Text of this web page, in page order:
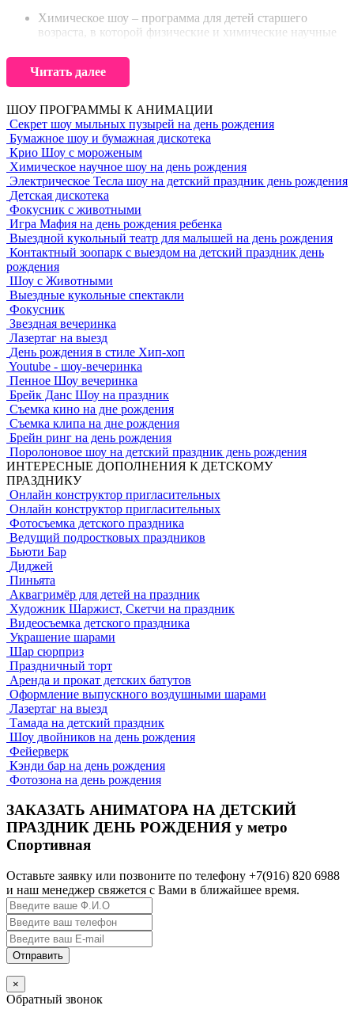
Химическое шоу – программа для детей старшего
возраста, в которой физические и химические научные
по интересам именинника. По ходу шоу ведущих
поясняет любопытные факты и причины возникновения
эффектов, порой, так сильно будоражащих детское
воображение
В отличие от химического научного шоу, есть вариант
криогенного шоу. Оно не сильно отличается по
визуальным эффектам, и основано на взаимодействии
веществ при передаче низких температур. В качестве
основ0ного охлаждающего агента используется жидкий
азот, находящийся в жидком агрегатном состоянии,
благодаря низкой температуре, при которой его довозят
до места проведения шоу в сосуде Дюара или просто в
термосе.
Крио взаимодействие с органическими и
неорганическими веществами приводит к интересным
явлениям, причины которых ведущий обязательно
пояснит детям.
Шоу мыльных пузырей как самое знакомое и доступное
– хорошо проходит для детей любого возраста, в
особенности от 2 до 8 лет. По-настоящему огромные, не
лопающиеся пузыри, медленно пролетающие мимо
ребенка, вызывают неизменное восхищение и желание
его лопнуть. Пенные трубки позволяют делать плотные
пенные объемные фигуры, чем и пользуются
аниматоры, наращивая детям уши, делая шапки и
бороды с бакенбардами. Здесь важно успеть сделать
необычные и смешные фотографии детей в столь
необычных образах.
Тесла шоу – искусство повелителей молний впечатлит
ребенка, в особенности, если он лично принимает
участие в этом смелом эксперименте. Для подготовки
рабочего места аниматору важно предоставить
устойчивый стол, на который ставится довольно
тяжелая катушка Тесла, розетка в непосредственной
близости от него, и создать затемнения для
максимального визуального контроля за мгновенными
вспышками – пробоями воздуха между проводниками с
током высокого напряжения. Детям раздают
необходимые устройства, с помощью которых опыты с
электричеством становятся совершенно безопасными.
Спортивные мероприятия с
аниматорами в стиле Хоккей или
Футбол
Для детей - юных спортсменов у нас есть отличные
программы в стилистике спорта. Поклонникам Хоккея или
Футбола, которые, порой, приглашают на свой день рождения
друзей из спортивных секций, мы приготовили
замечательный сюрприз: аниматоры в ростовых костюмах из
футбольного клуба. Если есть возможность провести
праздник на улице - будет здорово! После веселой разминки
все дети выбегают на поле, и, вместо надоевшей за годы
тренировок беготни - начинается праздник с играми,
конкурсами, смешными импровизациями и небольшими
викторинами. Но всегда праздник остается праздником, и
дети будут рады провести этот деть на шуточной тренировке.
Отчет одного из спортивных праздников с 2 аниматорами в
стилеХоккей можно посмотреть по этой ссылке
География работы у метро Спортивная
Мы обслуживаем не только территорию непосредственно у
станции метро Спортивная, но и прилегающие районы в
Читать далее
ШОУ ПРОГРАММЫ К АНИМАЦИИ
Секрет шоу мыльных пузырей на день рождения
Бумажное шоу и бумажная дискотека
Крио Шоу с мороженым
Химическое научное шоу на день рождения
Электрическое Тесла шоу на детский праздник день рождения
Детская дискотека
Фокусник с животными
Игра Мафия на день рождения ребенка
Выездной кукольный театр для малышей на день рождения
Контактный зоопарк с выездом на детский праздник день
рождения
Шоу с Животными
Выездные кукольные спектакли
Фокусник
Звездная вечеринка
Лазертаг на выезд
День рождения в стиле Хип-хоп
Youtube - шоу-вечеринка
Пенное Шоу вечеринка
Брейк Данс Шоу на праздник
Съемка кино на дне рождения
Съемка клипа на дне рождения
Брейн ринг на день рождения
Поролоновое шоу на детский праздник день рождения
ИНТЕРЕСНЫЕ ДОПОЛНЕНИЯ К ДЕТСКОМУ
ПРАЗДНИКУ
Онлайн конструктор пригласительных
Онлайн конструктор пригласительных
Фотосъемка детского праздника
Ведущий подростковых праздников
Бьюти Бар
Диджей
Пиньята
Аквагримёр для детей на праздник
Художник Шаржист, Скетчи на праздник
Видеосъемка детского праздника
Украшение шарами
Шар сюрприз
Праздничный торт
Аренда и прокат детских батутов
Оформление выпускного воздушными шарами
Лазертаг на выезд
Тамада на детский праздник
Шоу двойников на день рождения
Фейерверк
Кэнди бар на день рождения
Фотозона на день рождения
ЗАКАЗАТЬ АНИМАТОРА НА ДЕТСКИЙ
ПРАЗДНИК ДЕНЬ РОЖДЕНИЯ у метро
Спортивная
Оставьте заявку или позвоните по телефону +7(916) 820 6988
и наш менеджер свяжется с Вами в ближайшее время.
×
Обратный звонок